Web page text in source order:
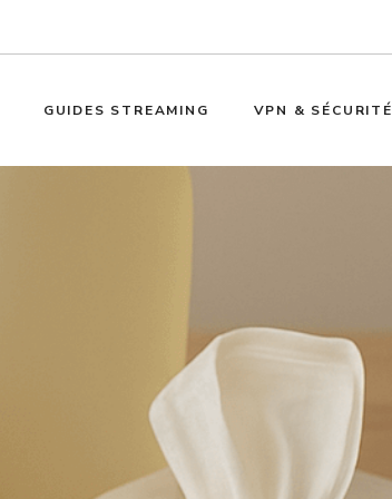
GUIDES STREAMING VPN & SÉCURITÉ